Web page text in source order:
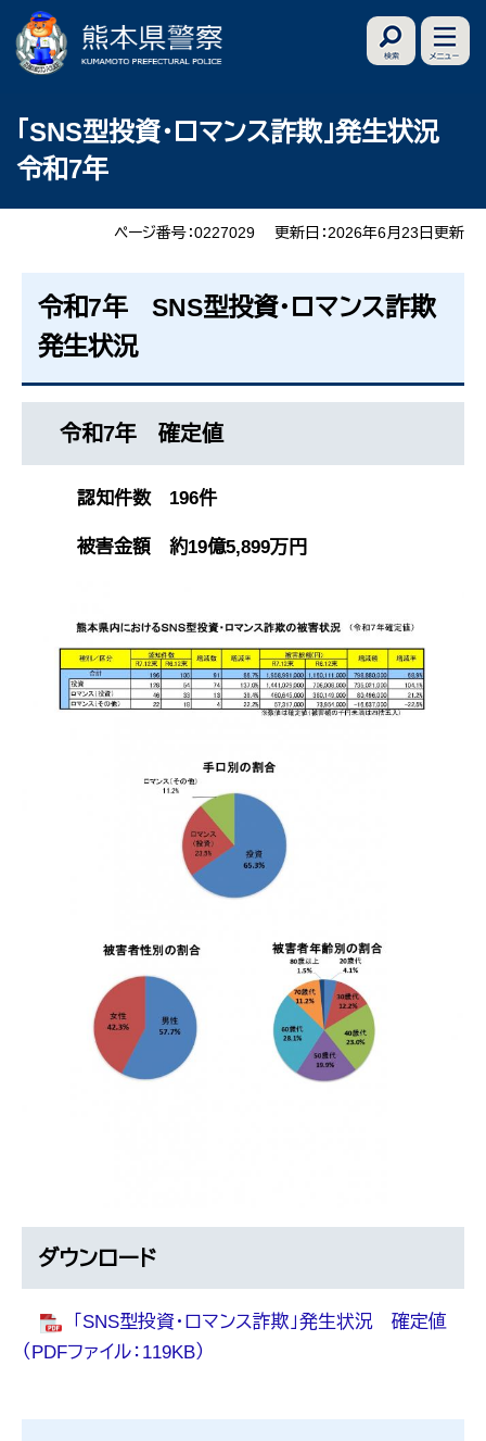
ー
頭
ニ
飛
「SNS型投資・ロマンス詐欺」発生状況
令和7年
ページ番号：0227029 更新日：2026年6月23日更新
令和7年 SNS型投資・ロマンス詐欺
発生状況
令和7年 確定値
認知件数 196件
被害金額 約19億5,899万円
ダウンロード
「SNS型投資・ロマンス詐欺」発生状況 確定値
（PDFファイル：119KB）